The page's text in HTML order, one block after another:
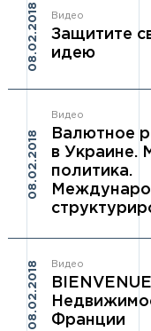
08.02.2018 Видео
Защитите
идею
08.02.2018
Видео
Валютное
в Украине.
политика.
08.02.2018 Видео
Франции